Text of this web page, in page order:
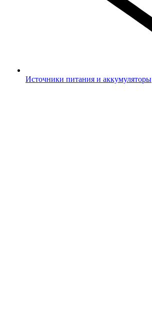
Источники питания и аккумуляторы